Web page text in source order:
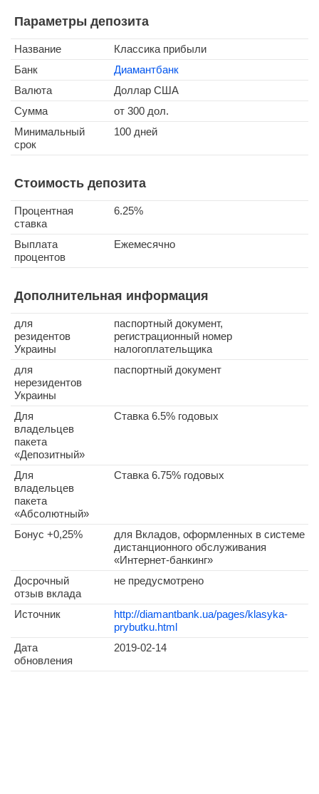
Параметры депозита
Название
Классика прибыли
Банк
Диамантбанк
Валюта
Доллар США
Сумма
от 300 дол.
Минимальный
срок
100 дней
Стоимость депозита
Процентная
ставка
6.25%
Выплата
процентов
Ежемесячно
Дополнительная информация
для
резидентов
Украины
паспортный документ,
регистрационный номер
налогоплательщика
для
нерезидентов
Украины
паспортный документ
Для
владельцев
пакета
«Депозитный»
Ставка 6.5% годовых
Для
владельцев
пакета
«Абсолютный»
Ставка 6.75% годовых
Бонус +0,25%
для Вкладов, оформленных в системе
дистанционного обслуживания
«Интернет-банкинг»
Досрочный
отзыв вклада
не предусмотрено
Источник
http://diamantbank.ua/pages/klasyka-
prybutku.html
Дата
обновления
2019-02-14